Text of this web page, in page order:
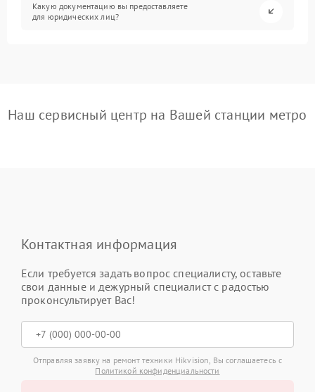
Какую документацию вы предоставляете
для юридических лиц?
Наш сервисный центр на Вашей станции метро
Контактная информация
Если требуется задать вопрос специалисту, оставьте
свои данные и дежурный специалист с радостью
проконсультирует Вас!
Отправляя заявку на ремонт техники Hikvision, Вы соглашаетесь с
Политикой конфиденциальности